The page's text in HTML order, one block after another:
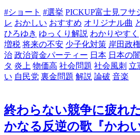
#ショート #選挙 PICKUP富士見フサ
レ おかしい おすすめ オリジナル曲
ひろゆき ゆっくり解説 わかりやすく
増税 将来の不安 少子化対策 岸田政
治 政治資金パーティー 日本 日本の闇
タ 炎上 物価高 社会問題 社会風刺 立
い 自民党 裏金問題 解説 論破 音楽
終わらない競争に疲れ
かなる反逆の歌『かわ